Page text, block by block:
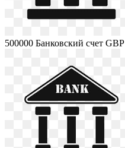
500000 Банковский счет GBP